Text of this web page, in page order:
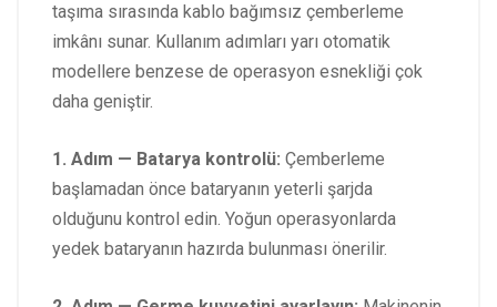
taşıma sırasında kablo bağımsız çemberleme
imkânı sunar. Kullanım adımları yarı otomatik
modellere benzese de operasyon esnekliği çok
daha geniştir.
1. Adım — Batarya kontrolü: Çemberleme
başlamadan önce bataryanın yeterli şarjda
olduğunu kontrol edin. Yoğun operasyonlarda
yedek bataryanın hazırda bulunması önerilir.